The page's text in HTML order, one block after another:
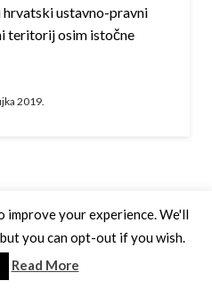
hrvatski ustavno-pravni
teritorij osim istočne
2019.
Silk Themes
improve your experience. We'll
you can opt-out if you wish.
Read More